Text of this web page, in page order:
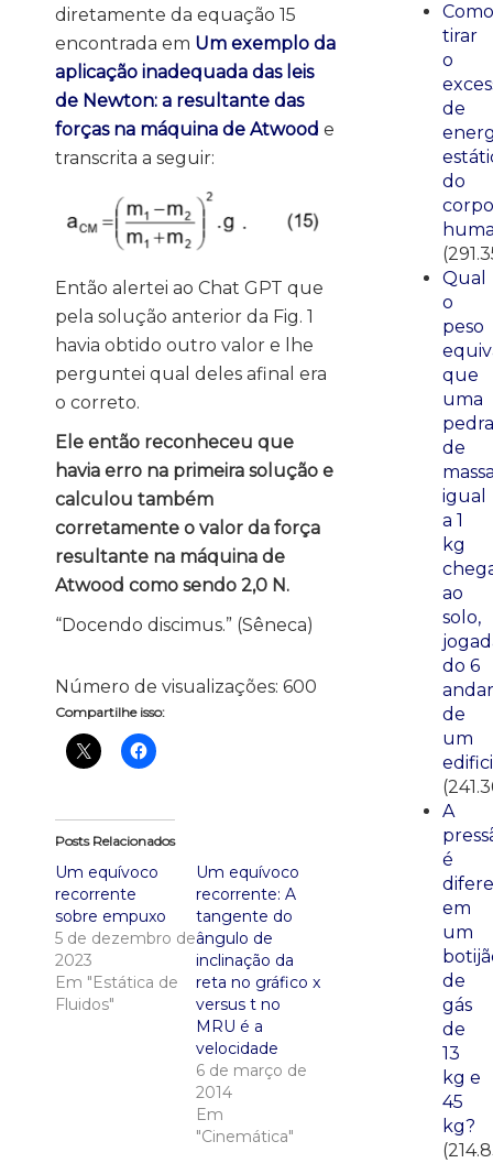
diretamente da equação 15
encontrada em Um exemplo da
aplicação inadequada das leis
de Newton: a resultante das
forças na máquina de Atwood e
transcrita a seguir:
Então alertei ao Chat GPT que
pela solução anterior da Fig. 1
havia obtido outro valor e lhe
perguntei qual deles afinal era
o correto.
Ele então reconheceu que
havia erro na primeira solução e
calculou também
corretamente o valor da força
resultante na máquina de
Atwood como sendo 2,0 N.
“Docendo discimus.” (Sêneca)
Número de visualizações: 600
Compartilhe isso:
Posts Relacionados
Um equívoco
recorrente
sobre empuxo
5 de dezembro de
2023
Em "Estática de
Fluidos"
Um equívoco
recorrente: A
tangente do
ângulo de
inclinação da
reta no gráfico x
versus t no
MRU é a
velocidade
6 de março de
2014
Em
"Cinemática"
Como
tirar
o
de
do
corpo
Qual
o
peso
que
uma
pedra
de
igual
a 1
kg
ao
solo,
do 6
andar
de
um
A
é
em
um
de
gás
de
13
kg e
45
kg?